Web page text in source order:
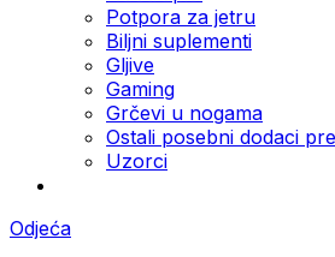
Potpora za jetru
Biljni suplementi
Gljive
Gaming
Grčevi u nogama
Ostali posebni dodaci
Uzorci
Odjeća